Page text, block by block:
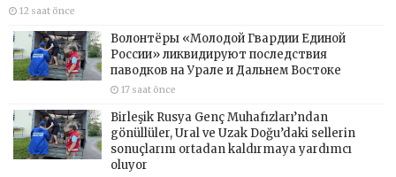
12 saat önce
Волонтёры «Молодой Гвардии Единой
России» ликвидируют последствия
паводков на Урале и Дальнем Востоке
17 saat önce
Birleşik Rusya Genç Muhafızları’ndan
gönüllüler, Ural ve Uzak Doğu’daki sellerin
sonuçlarını ortadan kaldırmaya yardımcı
oluyor